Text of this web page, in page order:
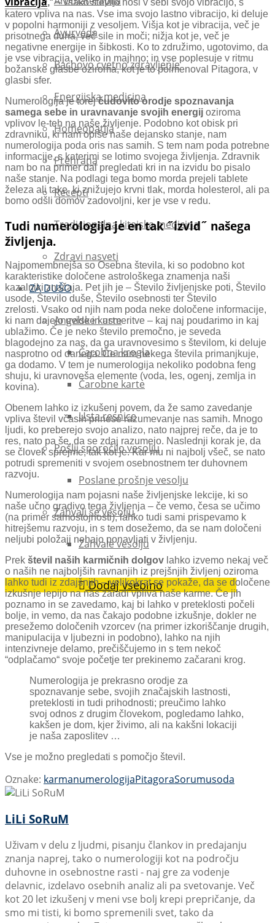
Ayurveda
Bachovo cvetno zdravljenje
Energijska medicina
Homeopatija
Prehrana
Recepti
Tradicionalna kitajska medicina
Zdravi nasveti
ZA DUŠO
Angelske karte
Čarobna krogla
Čarobne karte
Usta resnice
Pošlji sporočilo vesolju
Poslane prošnje vesolju
Zahvali se vesolju
Zahvale vesolju
Dodaj vsebino
katero vpliva na nas. Vse ima svojo lastno vibracijo, ki deluje
v popolni harmoniji z vesoljem. Višja kot je vibracija, več je
prisotnega duha, več sile in moči; nižja kot je, več je
negativne energije in šibkosti. Ko to združimo, ugotovimo, da
je vse vibracija, veliko in majhno; in vse poplesuje v ritmu
božanske glasbe oziroma, kot je to poimenoval Pitagora, v
glasbi sfer.
Numerologija je torejčudovito orodje spoznavanja
samega sebe in uravnavanje svojih energij oziroma
vplivov le-teh na naše življenje. Podobno kot obisk pri
zdravniku, ki nam opiše naše dejansko stanje, nam
numerologija poda oris nas samih. S tem nam poda potrebne
informacije, s katerimi se lotimo svojega življenja. Zdravnik
nam bo na primer dal pregledati kri in na izvidu bo pisalo
naše stanje. Na podlagi tega bomo morda prejeli tablete
železa ali take, ki znižujejo krvni tlak, morda holesterol, ali pa
bomo odšli domov zadovoljni, ker je vse v redu.
Tudi numerologija je en tak ˝izvid˝ našega
življenja.
Najpomembnejša so Osebna števila, ki so podobno kot
karakteristike določene astrološkega znamenja naši
kazalniki značaja. Pet jih je – Število življenjske poti, Število
usode, Število duše, Število osebnosti ter Število
zrelosti. Vsako od njih nam poda neke določene informacije,
ki nam dajejo uvide in usmeritve – kaj naj poudarimo in kaj
ublažimo. Če je neko število premočno, je seveda
blagodejno za nas, da ga uravnovesimo s številom, ki deluje
nasprotno od danega. Če nam nekega števila primanjkuje,
ga dodamo. V tem je numerologija nekoliko podobna feng
shuju, ki uravnoveša elemente (voda, les, ogenj, zemlja in
kovina).
Obenem lahko iz izkušenj povem, da že samo zavedanje
vpliva števil včasih prinese razumevanje nas samih. Mnogo
ljudi, ko preberejo svojo analizo, nato najprej reče, da je to
res, nato pa še, da se zdaj razumejo. Naslednji korak je, da
se človek sprejme, tak kot je. Kar mu ni najbolj všeč, se nato
potrudi spremeniti v svojem osebnostnem ter duhovnem
razvoju.
Numerologija nam pojasni naše življenjske lekcije, ki so
naše učno gradivo tega življenja – če vemo, česa se učimo
(na primer samostojnosti), lahko tudi sami prispevamo k
hitrejšemu razvoju, in s tem dosežemo, da se nam določeni
neljubi položaji nehajo ponavljati v življenju.
Prek števil naših karmičnih dolgov lahko izvemo nekaj več
o naših ne najboljših ravnanjih iz prejšnjih življenj oziroma
lahko tudi iz zdajšnjih – velikokrat se pokaže, da se določene
izkušnje lepijo na nas zaradi vpliva naše karme. Če jih
poznamo in se zavedamo, kaj bi lahko v preteklosti počeli
bolje, in vemo, da nas čakajo podobne izkušnje, dokler ne
presežemo določenih vzorcev (na primer izkoriščanje drugih,
manipulacija v ljubezni in podobno), lahko na njih
intenzivneje delamo, prečiščujemo in s tem nekoč
“odplačamo“ svoje početje ter prekinemo začarani krog.
Numerologija je prekrasno orodje za
spoznavanje sebe, svojih značajskih lastnosti,
preteklosti in tudi prihodnosti; preučimo lahko
svoj odnos z drugim človekom, pogledamo lahko,
kakšen je dom, kjer živimo, ali na kakšni lokaciji
je naša zaposlitev …
Vse je možno pregledati s pomočjo števil.
Oznake: karmanumerologijaPitagoraSorumusoda
LiLi SoRuM
Uživam v delu z ljudmi, pisanju člankov in predajanju
znanja naprej, tako o numerologiji kot na področju
duhovne in osebnostne rasti - naj gre za vodenje
delavnic, izdelavo osebnih analiz ali pa svetovanje. Več
kot 20 let izkušenj v meni vse bolj krepi prepričanje, da
smo mi tisti, ki bomo spremenili svet, tako da